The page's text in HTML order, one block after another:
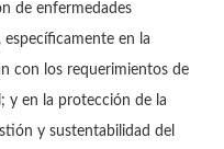
de enfermedades
en la
con los requerimientos de
y en la protección de la
y sustentabilidad del